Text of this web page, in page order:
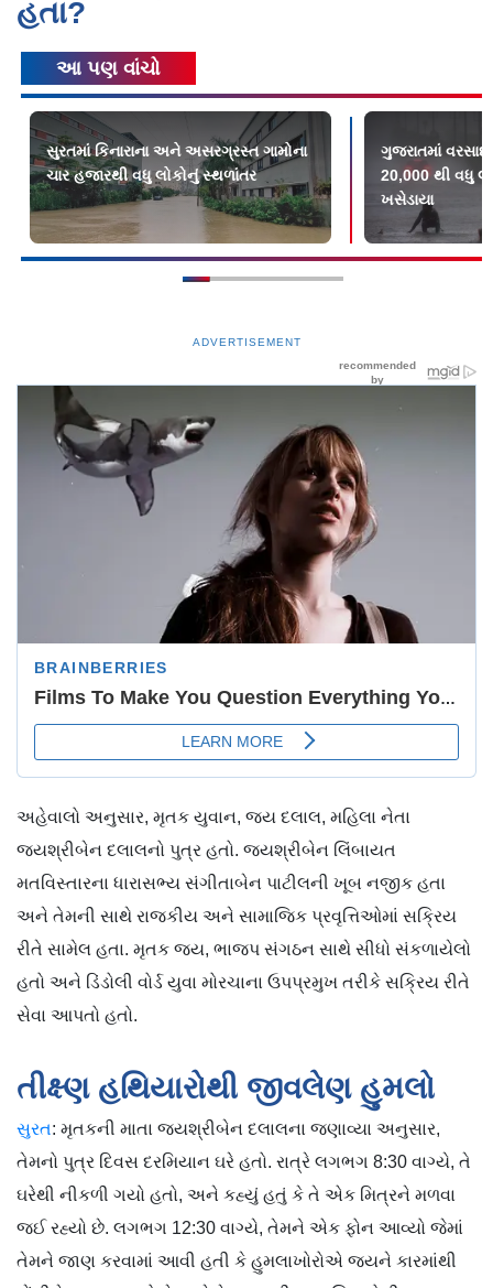
હતા?
આ પણ વાંચો
સુરતમાં કિનારાના અને અસરગ્રસ્ત ગામોના
ચાર હજારથી વધુ લોકોનું સ્થળાંતર
ગુજરાતમાં
20,000 થી વધુ
ખસેડાયા
ADVERTISEMENT
અહેવાલો અનુસાર, મૃતક યુવાન, જય દલાલ, મહિલા નેતા
જયશ્રીબેન દલાલનો પુત્ર હતો. જયશ્રીબેન લિંબાયત
મતવિસ્તારના ધારાસભ્ય સંગીતાબેન પાટીલની ખૂબ નજીક હતા
અને તેમની સાથે રાજકીય અને સામાજિક પ્રવૃત્તિઓમાં સક્રિય
રીતે સામેલ હતા. મૃતક જય, ભાજપ સંગઠન સાથે સીધો સંકળાયેલો
હતો અને ડિંડોલી વોર્ડ યુવા મોરચાના ઉપપ્રમુખ તરીકે સક્રિય રીતે
સેવા આપતો હતો.
તીક્ષ્ણ હથિયારોથી જીવલેણ હુમલો
સુરત: મૃતકની માતા જયશ્રીબેન દલાલના જણાવ્યા અનુસાર,
તેમનો પુત્ર દિવસ દરમિયાન ઘરે હતો. રાત્રે લગભગ 8:30 વાગ્યે, તે
ઘરેથી નીકળી ગયો હતો, અને કહ્યું હતું કે તે એક મિત્રને મળવા
જઈ રહ્યો છે. લગભગ 12:30 વાગ્યે, તેમને એક ફોન આવ્યો જેમાં
તેમને જાણ કરવામાં આવી હતી કે હુમલાખોરોએ જયને કારમાંથી